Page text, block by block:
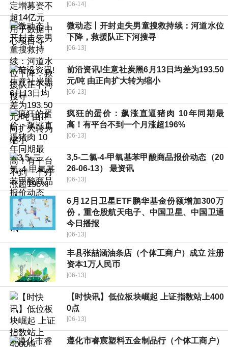
[06-14]
微动态丨开封走失男童搜救持续：河道水位
下降，救援队正下河搜寻
[06-13]
前沿资讯!生意社炭黑6月13日均差为193.50
元/吨 由正向扩大转为缩小
[06-13]
疯狂的蛋价：飙涨直逼猪肉 10年同期最
高！有平台不到一个月涨超196%
[06-13]
3,5-二氯-4-甲氧基苯甲酸商品报价动态（20
26-06-13） 最资讯
[06-13]
6月12日卫星ETF鹏华基金份额增加300万
份，重仓股航天电子、中国卫星、中国卫通
今日播报
[06-13]
丰县张喆涵油条店（个体工商户）成立 注册
资本1万人民币
[06-13]
【时快讯】低位板块崛起 上证指数站上400
0点
[06-13]
遵化市睿宸塑料五金制品行（个体工商户）